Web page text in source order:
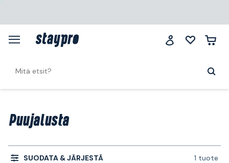
Puujalusta
SUODATA & JÄRJESTÄ 1 tuote